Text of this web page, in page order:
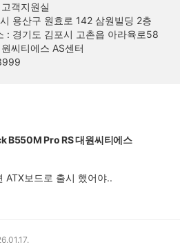
객지원실
용산구 원효로 142 삼원빌딩 2층
: 경기도 김포시 고촌읍 아라육로58
씨티에스 AS센터
B550M Pro RS 대원씨티에스
ATX보드로 출시 했어야..